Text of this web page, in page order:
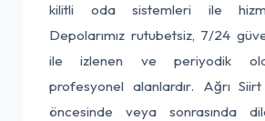
kilitli oda sistemleri ile
Depolarımız rutubetsiz, 7/24
ile izlenen ve periyodik
profesyonel alanlardır. Ağrı
öncesinde veya sonrasında